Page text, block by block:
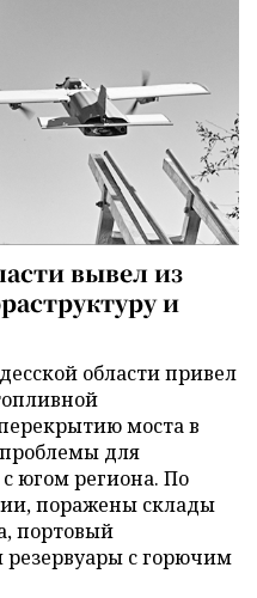
вывел из
и
области привел
моста в
для
югом региона. По
поражены склады
портовый
с горючим